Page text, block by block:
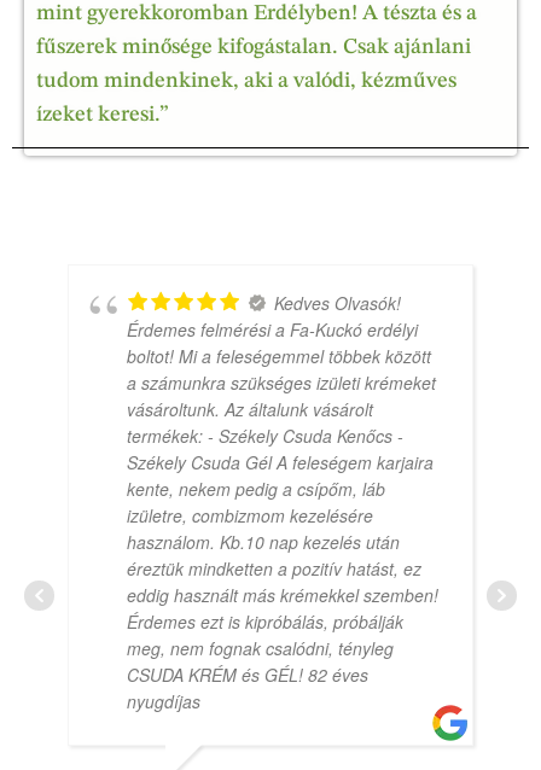
mint gyerekkoromban Erdélyben! A tészta és a
fűszerek minősége kifogástalan. Csak ajánlani
tudom mindenkinek, aki a valódi, kézműves
ízeket keresi.”
Kedves Olvasók!
Érdemes felmérési a Fa-Kuckó erdélyi
boltot! Mi a feleségemmel többek között
a számunkra szükséges izületi krémeket
vásároltunk. Az általunk vásárolt
termékek: - Székely Csuda Kenőcs -
Székely Csuda Gél A feleségem karjaira
kente, nekem pedig a csípőm, láb
izületre, combizmom kezelésére
használom. Kb.10 nap kezelés után
éreztük mindketten a pozitív hatást, ez
eddig használt más krémekkel szemben!
Érdemes ezt is kipróbálás, próbálják
meg, nem fognak csalódni, tényleg
CSUDA KRÉM és GÉL! 82 éves
nyugdíjas